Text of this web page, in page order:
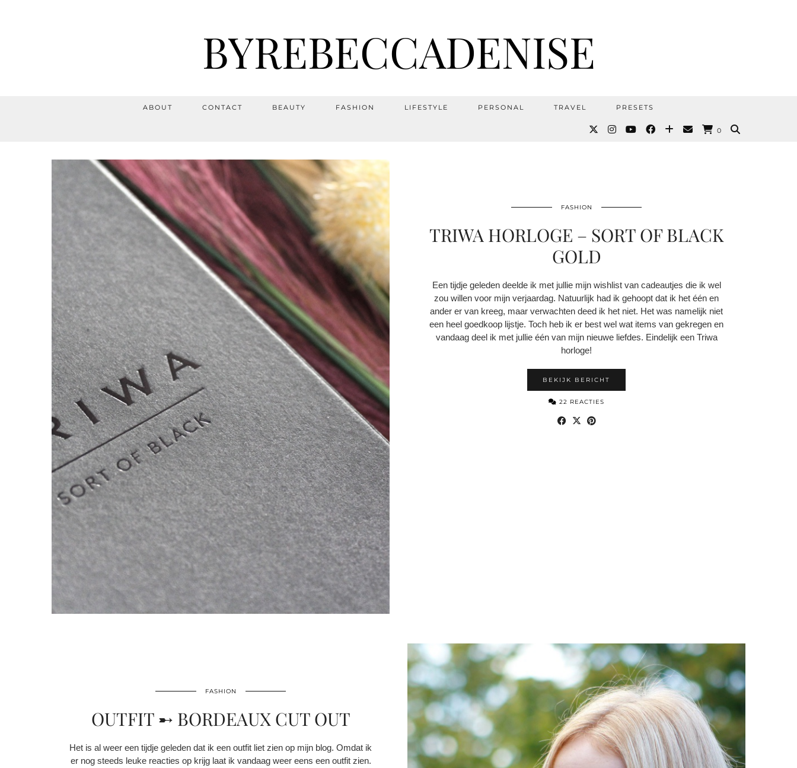
BYREBECCADENISE
ABOUT CONTACT BEAUTY FASHION LIFESTYLE PERSONAL TRAVEL PRESETS
0
FASHION
TRIWA HORLOGE – SORT OF BLACK
GOLD
Een tijdje geleden deelde ik met jullie mijn wishlist van cadeautjes die ik wel
zou willen voor mijn verjaardag. Natuurlijk had ik gehoopt dat ik het één en
ander er van kreeg, maar verwachten deed ik het niet. Het was namelijk niet
een heel goedkoop lijstje. Toch heb ik er best wel wat items van gekregen en
vandaag deel ik met jullie één van mijn nieuwe liefdes. Eindelijk een Triwa
horloge!
BEKIJK BERICHT
22 REACTIES
FASHION
OUTFIT ➸ BORDEAUX CUT OUT
Het is al weer een tijdje geleden dat ik een outfit liet zien op mijn blog. Omdat ik
er nog steeds leuke reacties op krijg laat ik vandaag weer eens een outfit zien.